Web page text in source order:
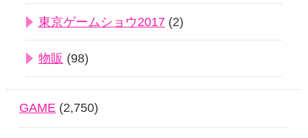
東京ゲームショウ2017 (2)
物販 (98)
GAME (2,750)